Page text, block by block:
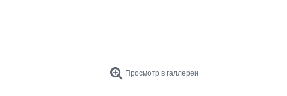
Просмотр в галлереи